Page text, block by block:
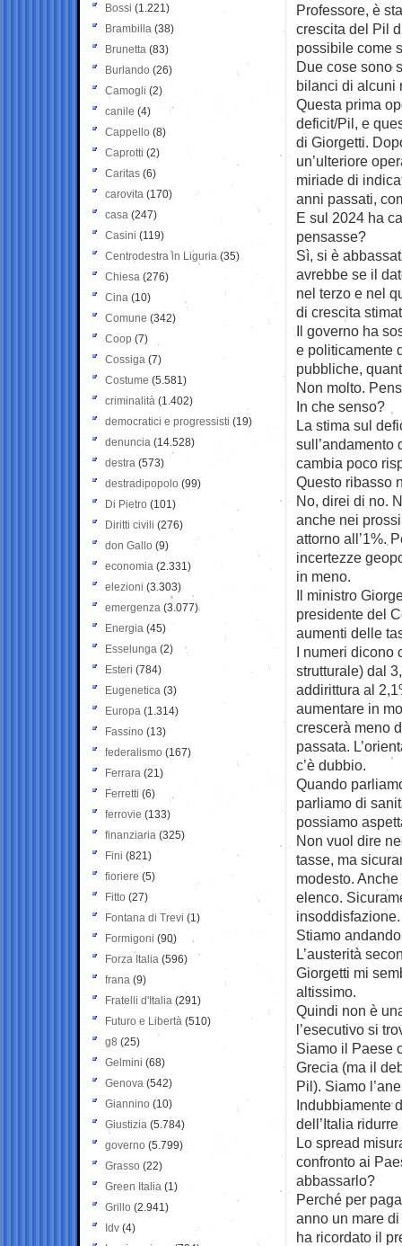
Professore, è
crescita del Pil
possibile come
Due cose sono
bilanci di alcuni
Questa prima
deficit/Pil, e
di Giorgetti.
un’ulteriore
miriade di
anni passati,
E sul 2024 ha
pensasse?
Sì, si è
avrebbe se il
nel terzo e nel
di crescita
Il governo ha
e politicamente
pubbliche,
Non molto.
In che senso?
La stima sul
sull’andamento
cambia poco
Questo ribasso
No, direi di no.
anche nei
attorno all’1%.
incertezze
in meno.
Il ministro
presidente del
aumenti delle
I numeri dicono
strutturale) dal
addirittura al
aumentare in
crescerà meno
passata.
c’è dubbio.
Quando
parliamo di
possiamo
Non vuol dire
tasse, ma
modesto.
elenco.
insoddisfazione.
Stiamo
L’austerità
Giorgetti mi
altissimo.
Quindi non è
l’esecutivo si
Siamo il Paese
Grecia (ma il
Pil). Siamo
Indubbiamente
dell’Italia
Lo spread
confronto ai
abbassarlo?
Perché per
anno un mare
ha ricordato il
Bossi (1.221)
Brambilla (38)
Brunetta (83)
Burlando (26)
Camogli (2)
canile (4)
Cappello (8)
Caprotti (2)
Caritas (6)
carovita (170)
casa (247)
Casini (119)
Centrodestra in Liguria (35)
Chiesa (276)
Cina (10)
Comune (342)
Coop (7)
Cossiga (7)
Costume (5.581)
criminalità (1.402)
democratici e progressisti (19)
denuncia (14.528)
destra (573)
destradipopolo (99)
Di Pietro (101)
Diritti civili (276)
don Gallo (9)
economia (2.331)
elezioni (3.303)
emergenza (3.077)
Energia (45)
Esselunga (2)
Esteri (784)
Eugenetica (3)
Europa (1.314)
Fassino (13)
federalismo (167)
Ferrara (21)
Ferretti (6)
ferrovie (133)
finanziaria (325)
Fini (821)
fioriere (5)
Fitto (27)
Fontana di Trevi (1)
Formigoni (90)
Forza Italia (596)
frana (9)
Fratelli d'Italia (291)
Futuro e Libertà (510)
g8 (25)
Gelmini (68)
Genova (542)
Giannino (10)
Giustizia (5.784)
governo (5.799)
Grasso (22)
Green Italia (1)
Grillo (2.941)
Idv (4)